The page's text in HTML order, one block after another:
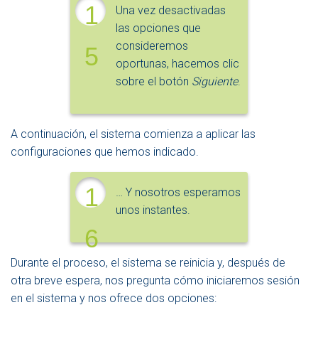
1
5
Una vez desactivadas
las opciones que
consideremos
oportunas, hacemos clic
sobre el botón Siguiente.
A continuación, el sistema comienza a aplicar las
configuraciones que hemos indicado.
1
6
… Y nosotros esperamos
unos instantes.
Durante el proceso, el sistema se reinicia y, después de
otra breve espera, nos pregunta cómo iniciaremos sesión
en el sistema y nos ofrece dos opciones: